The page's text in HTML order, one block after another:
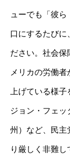
ューでも「彼
口にするたびに
ださい。社会保
メリカの労働
上げている様
ジョン・フェ
州）など、民主
り厳しく非難